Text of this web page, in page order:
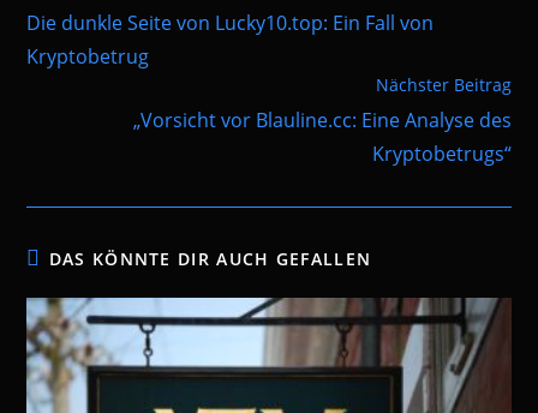
ansehen
Die dunkle Seite von Lucky10.top: Ein Fall von
Kryptobetrug
Nächster Beitrag
„Vorsicht vor Blauline.cc: Eine Analyse des
Kryptobetrugs“
DAS KÖNNTE DIR AUCH GEFALLEN